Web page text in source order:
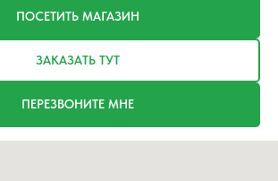
ПОСЕТИТЬ МАГАЗИН
ЗАКАЗАТЬ ТУТ
ПЕРЕЗВОНИТЕ МНЕ